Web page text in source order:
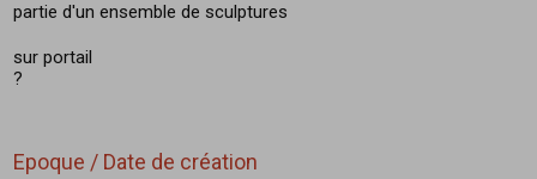
partie d'un ensemble de sculptures
sur portail
?
Epoque / Date de création